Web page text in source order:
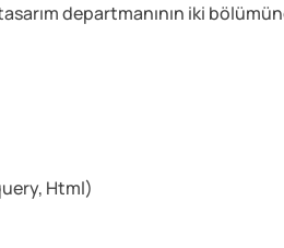
tasarım departmanının iki
Html)